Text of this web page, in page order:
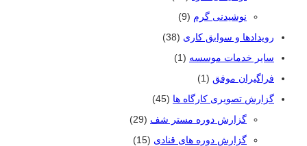
نوشیدنی گرم (9)
رویدادها و سوابق کاری (38)
سایر خدمات موسسه (1)
فراگیران موفق (1)
گزارش تصویری کارگاه ها (45)
گزارش دوره مستر شف (29)
گزارش دوره های قنادی (15)